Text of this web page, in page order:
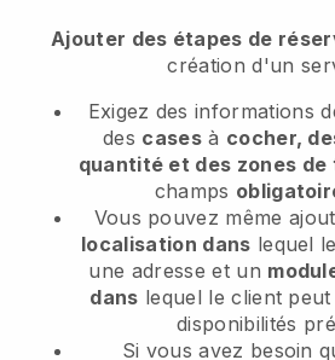
Ajouter des étapes de
création d'un
Exigez des informations
des casesà cocher,
quantité et des zones
champs
Vous pouvez même
localisation dans lequel
une adresse et un
dans lequel le client
disponibilités
Si vous avez besoin